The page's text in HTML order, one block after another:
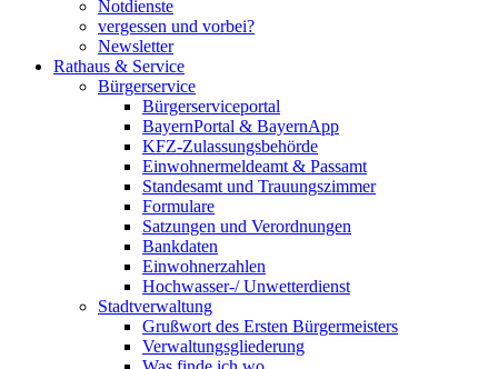
Notdienste
vergessen und vorbei?
Newsletter
Rathaus & Service
Bürgerservice
Bürgerserviceportal
BayernPortal & BayernApp
KFZ-Zulassungsbehörde
Einwohnermeldeamt & Passamt
Standesamt und Trauungszimmer
Formulare
Satzungen und Verordnungen
Bankdaten
Einwohnerzahlen
Hochwasser-/ Unwetterdienst
Stadtverwaltung
Grußwort des Ersten Bürgermeisters
Verwaltungsgliederung